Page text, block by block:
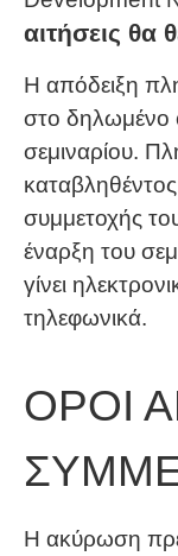
αιτήσεις θα
Η απόδειξη
στο δηλωμένο
σεμιναρίου.
συμμετοχής
έναρξη του
γίνει
τηλεφωνικά.
ΟΡΟΙ
Η ακύρωση